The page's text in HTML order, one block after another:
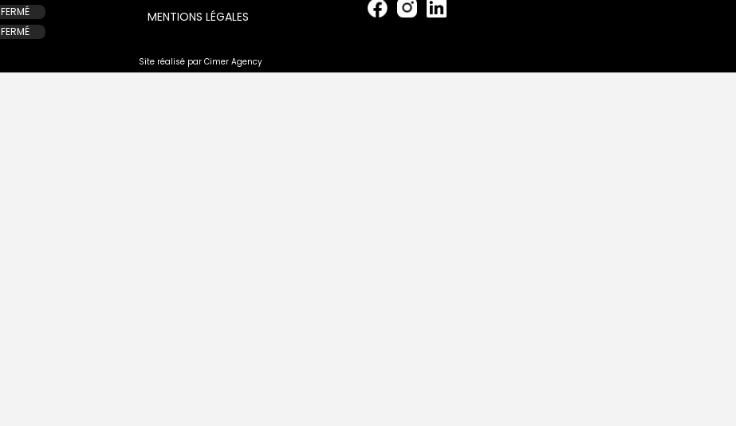
FERMÉ
FERMÉ
MENTIONS LÉGALES
Site réalisé par Cimer Agency